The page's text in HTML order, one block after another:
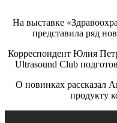
На выставке
представила ряд
Корреспондент Юлия
Ultrasound Club
О новинках рассказал
продукту